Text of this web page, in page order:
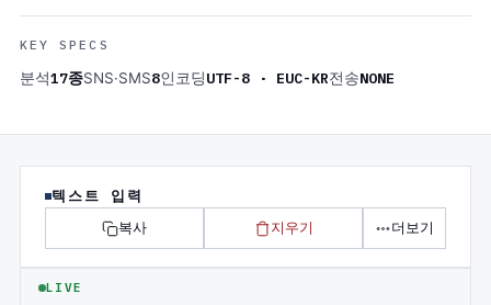
KEY SPECS
분석17종SNS·SMS8인코딩UTF-8 · EUC-KR전송NONE
텍스트 입력
복사
지우기 더보기
LIVE